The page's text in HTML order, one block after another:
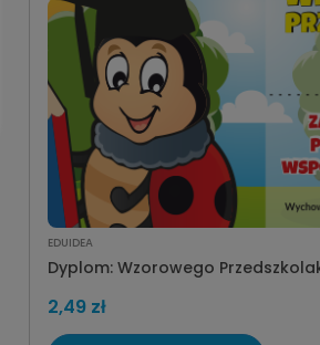
EDUIDEA
Dyplom: Wzorowego
2,49 zł